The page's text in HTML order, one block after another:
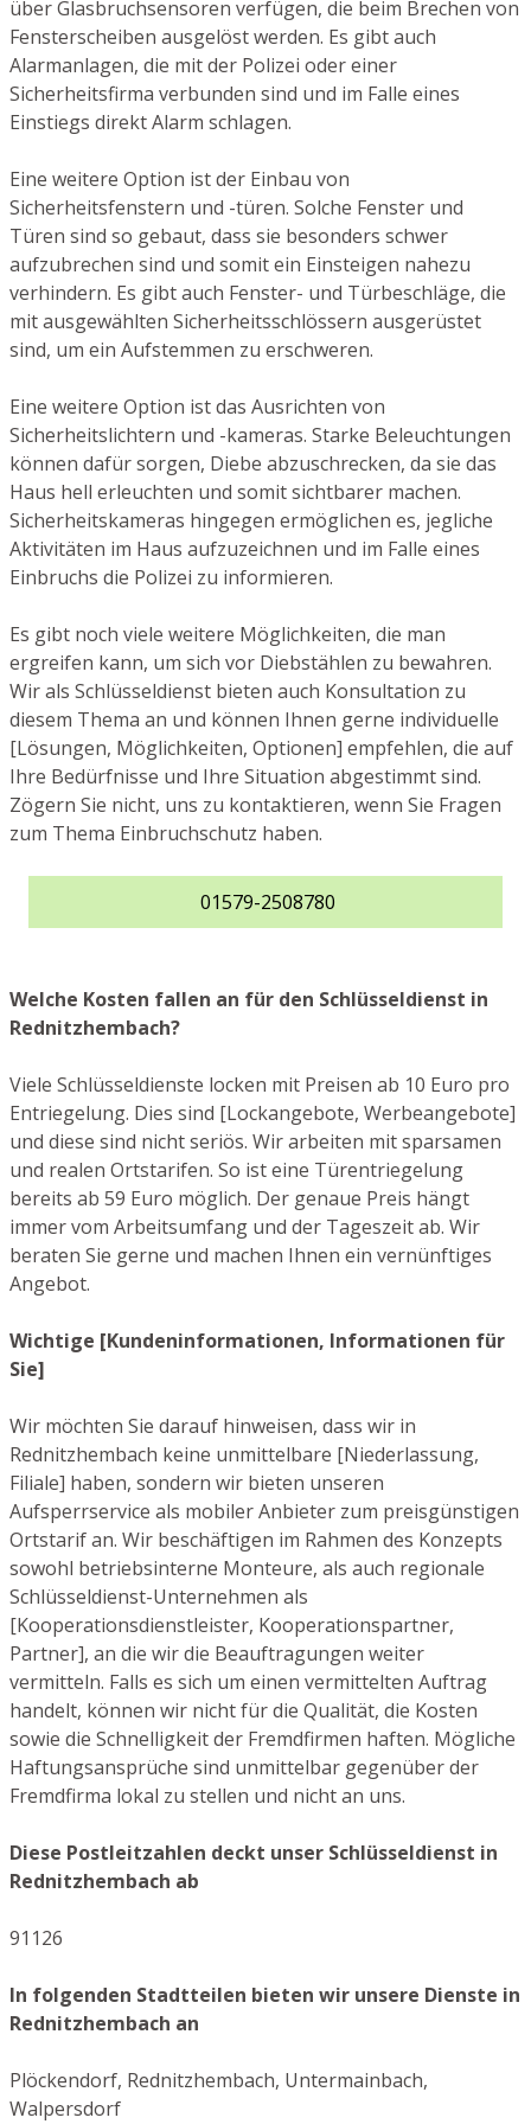
über Glasbruchsensoren verfügen, die beim Brechen von
Fensterscheiben ausgelöst werden. Es gibt auch
Alarmanlagen, die mit der Polizei oder einer
Sicherheitsfirma verbunden sind und im Falle eines
Einstiegs direkt Alarm schlagen.
Eine weitere Option ist der Einbau von
Sicherheitsfenstern und -türen. Solche Fenster und
Türen sind so gebaut, dass sie besonders schwer
aufzubrechen sind und somit ein Einsteigen nahezu
verhindern. Es gibt auch Fenster- und Türbeschläge, die
mit ausgewählten Sicherheitsschlössern ausgerüstet
sind, um ein Aufstemmen zu erschweren.
Eine weitere Option ist das Ausrichten von
Sicherheitslichtern und -kameras. Starke Beleuchtungen
können dafür sorgen, Diebe abzuschrecken, da sie das
Haus hell erleuchten und somit sichtbarer machen.
Sicherheitskameras hingegen ermöglichen es, jegliche
Aktivitäten im Haus aufzuzeichnen und im Falle eines
Einbruchs die Polizei zu informieren.
Es gibt noch viele weitere Möglichkeiten, die man
ergreifen kann, um sich vor Diebstählen zu bewahren.
Wir als Schlüsseldienst bieten auch Konsultation zu
diesem Thema an und können Ihnen gerne individuelle
[Lösungen, Möglichkeiten, Optionen] empfehlen, die auf
Ihre Bedürfnisse und Ihre Situation abgestimmt sind.
Zögern Sie nicht, uns zu kontaktieren, wenn Sie Fragen
zum Thema Einbruchschutz haben.
01579-2508780
Welche Kosten fallen an für den Schlüsseldienst in
Rednitzhembach?
Viele Schlüsseldienste locken mit Preisen ab 10 Euro pro
Entriegelung. Dies sind [Lockangebote, Werbeangebote]
und diese sind nicht seriös. Wir arbeiten mit sparsamen
und realen Ortstarifen. So ist eine Türentriegelung
bereits ab 59 Euro möglich. Der genaue Preis hängt
immer vom Arbeitsumfang und der Tageszeit ab. Wir
beraten Sie gerne und machen Ihnen ein vernünftiges
Angebot.
Wichtige [Kundeninformationen, Informationen für
Sie]
Wir möchten Sie darauf hinweisen, dass wir in
Rednitzhembach keine unmittelbare [Niederlassung,
Filiale] haben, sondern wir bieten unseren
Aufsperrservice als mobiler Anbieter zum preisgünstigen
Ortstarif an. Wir beschäftigen im Rahmen des Konzepts
sowohl betriebsinterne Monteure, als auch regionale
Schlüsseldienst-Unternehmen als
[Kooperationsdienstleister, Kooperationspartner,
Partner], an die wir die Beauftragungen weiter
vermitteln. Falls es sich um einen vermittelten Auftrag
handelt, können wir nicht für die Qualität, die Kosten
sowie die Schnelligkeit der Fremdfirmen haften. Mögliche
Haftungsansprüche sind unmittelbar gegenüber der
Fremdfirma lokal zu stellen und nicht an uns.
Diese Postleitzahlen deckt unser Schlüsseldienst in
Rednitzhembach ab
91126
In folgenden Stadtteilen bieten wir unsere Dienste in
Rednitzhembach an
Plöckendorf, Rednitzhembach, Untermainbach,
Walpersdorf